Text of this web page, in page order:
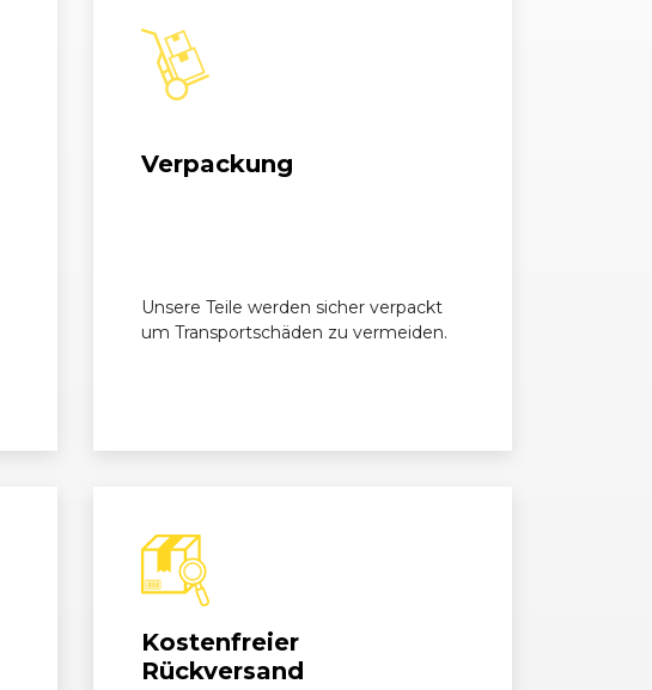
Verpackung
Unsere Teile werden sicher verpackt
um Transportschäden zu vermeiden.
Kostenfreier
Rückversand